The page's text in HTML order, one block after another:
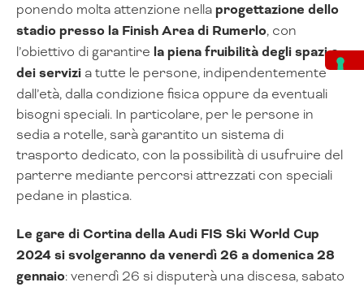
ponendo molta attenzione nellaprogettazione dello
stadio presso la Finish Area di Rumerlo, con
l’obiettivo di garantire la piena fruibilità degli spazi e
dei servizi a tutte le persone, indipendentemente
dall’età, dalla condizione fisica oppure da eventuali
bisogni speciali. In particolare, per le persone in
sedia a rotelle, sarà garantito un sistema di
trasporto dedicato, con la possibilità di usufruire del
parterre mediante percorsi attrezzati con speciali
pedane in plastica.
Le gare di Cortina della Audi FIS Ski World Cup
2024 si svolgeranno da venerdì 26 a domenica 28
gennaio: venerdì 26 si disputerà una discesa, sabato